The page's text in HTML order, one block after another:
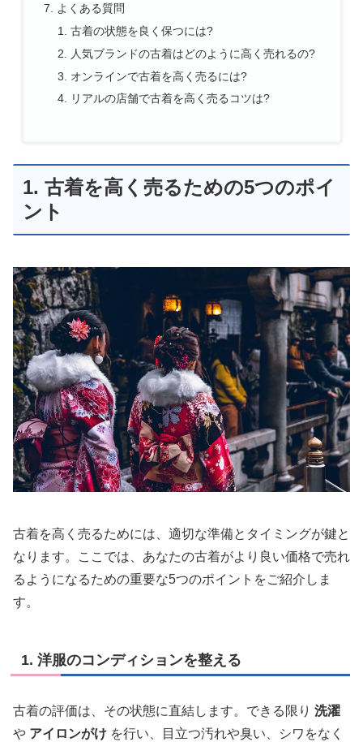
よくある質問
古着の状態を良く保つには?
人気ブランドの古着はどのように高く売れるの?
オンラインで古着を高く売るには?
リアルの店舗で古着を高く売るコツは?
1. 古着を高く売るための5つのポイ
ント
古着を高く売るためには、適切な準備とタイミングが鍵と
なります。ここでは、あなたの古着がより良い価格で売れ
るようになるための重要な5つのポイントをご紹介しま
す。
1. 洋服のコンディションを整える
古着の評価は、その状態に直結します。できる限り 洗濯
や アイロンがけ を行い、目立つ汚れや臭い、シワをなく